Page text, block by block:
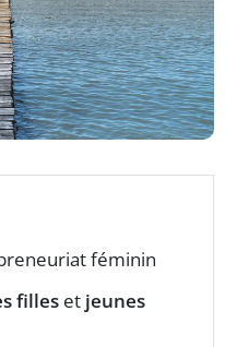
féminin
filles et jeunes